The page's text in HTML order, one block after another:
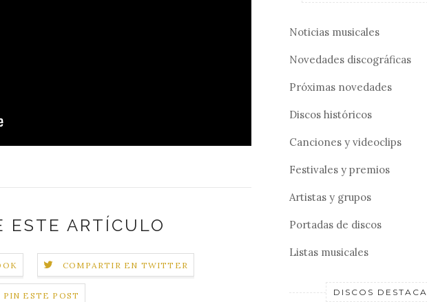
ESTE ARTÍCULO
COMPARTIR EN TWITTER
PIN ESTE POST
Noticias musicales
Novedades discográficas
Próximas novedades
Discos históricos
Canciones y videoclips
Festivales y premios
Artistas y grupos
Portadas de discos
Listas musicales
DISCOS